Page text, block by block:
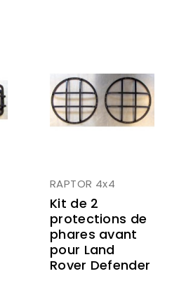
RAPTOR 4x4
Kit de 2
protections de
phares avant
pour Land
Rover Defender